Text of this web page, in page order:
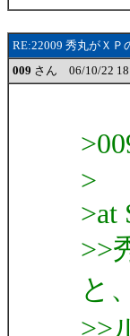
RE:22009 秀丸がＸＰ
009 さん 06/10/22
>
>at
>>
と
>>